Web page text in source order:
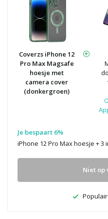
Coverzs iPhone 12
Pro Max Magsafe
hoesje met
camera cover
(donkergroen)
Je bespaart 6%
iPhone 12 Pro Max hoesje + 3
Niet op